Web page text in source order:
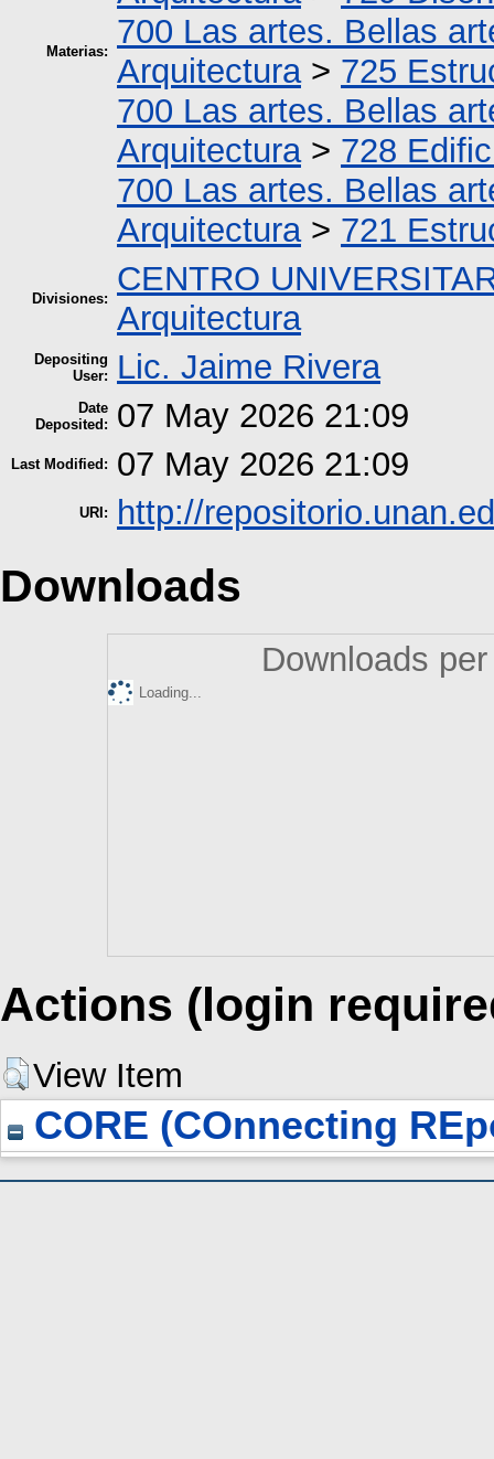
Materias:
700 Las artes. Bellas
Arquitectura> 725
700 Las artes. Bellas
Arquitectura> 728
700 Las artes. Bellas
Arquitectura> 721
Divisiones:
CENTRO
Arquitectura
Depositing
User:
Lic. Jaime Rivera
Date
Deposited:
07 May 2026 21:09
Last Modified: 07 May 2026 21:09
URI: http://
Downloads
Downloads
Loading...
Actions (login
View Item
CORE (COnnecting